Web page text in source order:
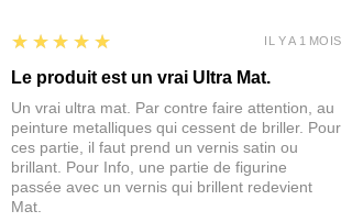
5
★★★★★
Le produit est un vrai Ultra Mat.
Un vrai ultra mat. Par contre faire attention, au
peinture metalliques qui cessent de briller. Pour
ces partie, il faut prend un vernis satin ou
brillant. Pour Info, une partie de figurine
passée avec un vernis qui brillent redevient
Mat.
IL Y A 1 MOIS